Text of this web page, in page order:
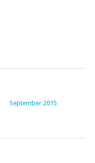
September 2015